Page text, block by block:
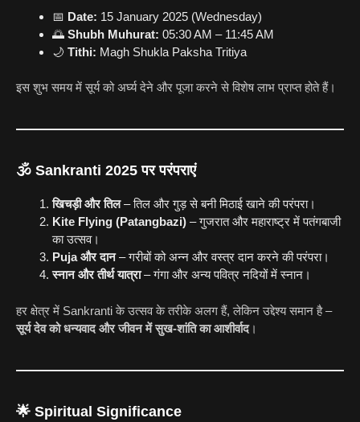
📅 Date: 15 January 2025 (Wednesday)
🌅 Shubh Muhurat: 05:30 AM – 11:45 AM
🌙 Tithi: Magh Shukla Paksha Tritiya
इस शुभ समय में सूर्य को अर्घ्य देने और पूजा करने से विशेष लाभ प्राप्त होते हैं।
🕉️ Sankranti 2025 पर परंपराएं
खिचड़ी और तिल– तिल और गुड़ से बनी मिठाई खाने की परंपरा।
Kite Flying (Patangbazi) – गुजरात और महाराष्ट्र में पतंगबाजी
का उत्सव।
Puja और दान– गरीबों को अन्न और वस्त्र दान करने की परंपरा।
स्नान और तीर्थ यात्रा– गंगा और अन्य पवित्र नदियों में स्नान।
हर क्षेत्र में Sankranti के उत्सव के तरीके अलग हैं, लेकिन उद्देश्य समान है –
सूर्य देव को धन्यवाद और जीवन में सुख-शांति का आशीर्वाद।
🌟 Spiritual Significance